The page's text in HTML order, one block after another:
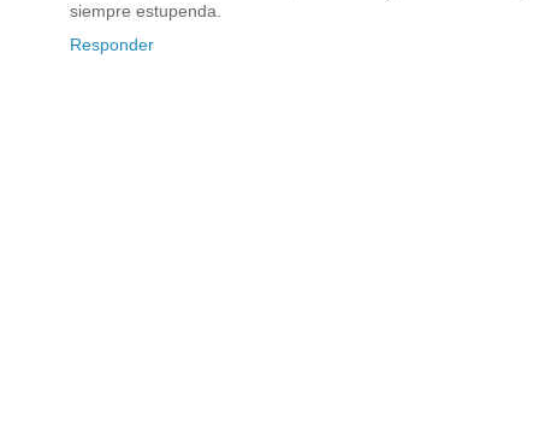
siempre estupenda.
Responder